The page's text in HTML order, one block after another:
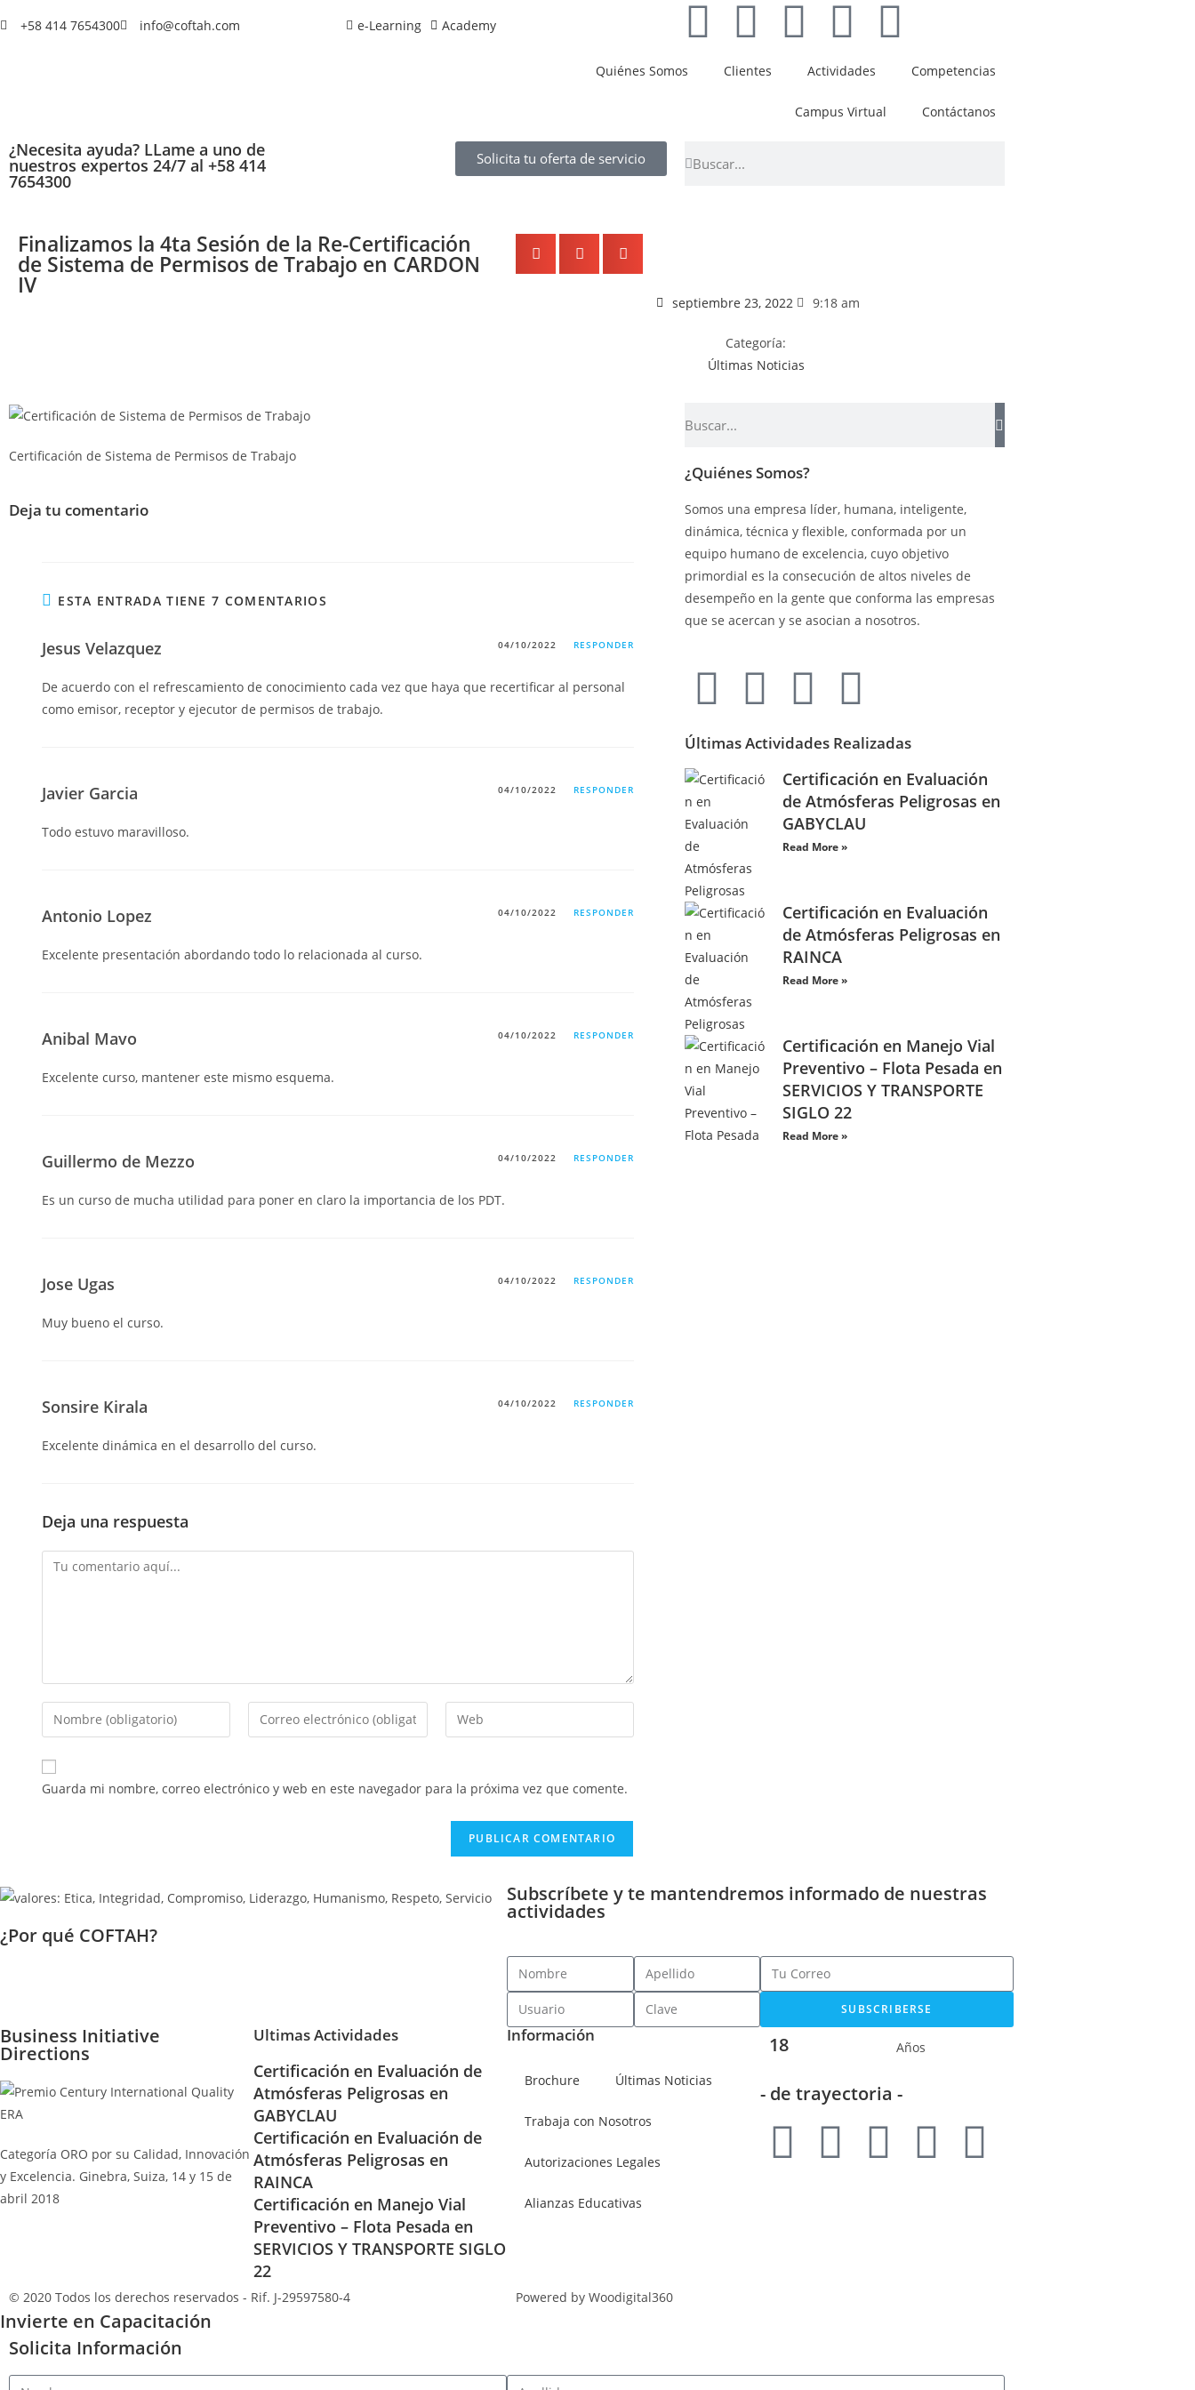
+58 414 7654300 info@coftah.com e-Learning Academy
Quiénes Somos Clientes Actividades Competencias
Campus Virtual Contáctanos
¿Necesita ayuda? LLame a uno de
nuestros expertos 24/7 al +58 414
7654300
Solicita tu oferta de servicio
Finalizamos la 4ta Sesión de la Re-Certificación
de Sistema de Permisos de Trabajo en CARDON
IV
septiembre 23, 2022 9:18 am
Categoría:
Últimas Noticias
Certificación de Sistema de Permisos de Trabajo
Deja tu comentario
ESTA ENTRADA TIENE 7 COMENTARIOS
Jesus Velazquez 04/10/2022 RESPONDER
De acuerdo con el refrescamiento de conocimiento cada vez que haya que recertificar al personal
como emisor, receptor y ejecutor de permisos de trabajo.
Javier Garcia 04/10/2022 RESPONDER
Todo estuvo maravilloso.
Antonio Lopez 04/10/2022 RESPONDER
Excelente presentación abordando todo lo relacionada al curso.
Anibal Mavo 04/10/2022 RESPONDER
Excelente curso, mantener este mismo esquema.
Guillermo de Mezzo 04/10/2022 RESPONDER
Es un curso de mucha utilidad para poner en claro la importancia de los PDT.
Jose Ugas 04/10/2022 RESPONDER
Muy bueno el curso.
Sonsire Kirala 04/10/2022 RESPONDER
Excelente dinámica en el desarrollo del curso.
Deja una respuesta
Guarda mi nombre, correo electrónico y web en este navegador para la próxima vez que comente.
¿Quiénes Somos?
Somos una empresa líder, humana, inteligente,
dinámica, técnica y flexible, conformada por un
equipo humano de excelencia, cuyo objetivo
primordial es la consecución de altos niveles de
desempeño en la gente que conforma las empresas
que se acercan y se asocian a nosotros.
Últimas Actividades Realizadas
Certificación en Evaluación
de Atmósferas Peligrosas en
GABYCLAU
Read More »
Certificación en Evaluación
de Atmósferas Peligrosas en
RAINCA
Read More »
Certificación en Manejo Vial
Preventivo – Flota Pesada en
SERVICIOS Y TRANSPORTE
SIGLO 22
Read More »
¿Por qué COFTAH?
Subscríbete y te mantendremos informado de nuestras
actividades
SUBSCRIBERSE
Business Initiative
Directions
Categoría ORO por su Calidad, Innovación
y Excelencia. Ginebra, Suiza, 14 y 15 de
abril 2018
Ultimas Actividades
Certificación en Evaluación de
Atmósferas Peligrosas en
GABYCLAU
Certificación en Evaluación de
Atmósferas Peligrosas en
RAINCA
Certificación en Manejo Vial
Preventivo – Flota Pesada en
SERVICIOS Y TRANSPORTE SIGLO
22
Información
Brochure Últimas Noticias
Trabaja con Nosotros
Autorizaciones Legales
Alianzas Educativas
18 Años
- de trayectoria -
© 2020 Todos los derechos reservados - Rif. J-29597580-4 Powered by Woodigital360
Invierte en Capacitación
Solicita Información